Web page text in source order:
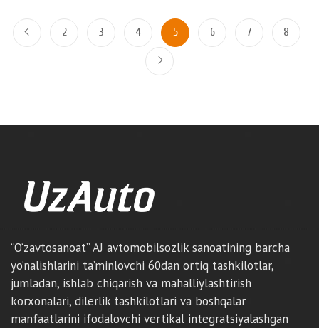
2 3 4 5 6 7 8
“O‘zavtosanoat” AJ avtomobilsozlik sanoatining barcha
yo‘nalishlarini ta’minlovchi 60dan ortiq tashkilotlar,
jumladan, ishlab chiqarish va mahalliylashtirish
korxonalari, dilerlik tashkilotlari va boshqalar
manfaatlarini ifodalovchi vertikal integratsiyalashgan